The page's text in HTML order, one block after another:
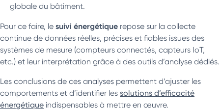
globale du bâtiment.
Pour ce faire, le suivi énergétique repose sur la collecte
continue de données réelles, précises et fiables issues des
systèmes de mesure (compteurs connectés, capteurs IoT,
etc.) et leur interprétation grâce à des outils d’analyse dédiés.
Les conclusions de ces analyses permettent d’ajuster les
comportements et d’identifier les solutions d’efficacité
énergétique indispensables à mettre en œuvre.